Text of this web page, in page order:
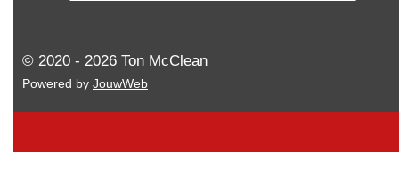
© 2020 - 2026 Ton McClean
Powered by JouwWeb